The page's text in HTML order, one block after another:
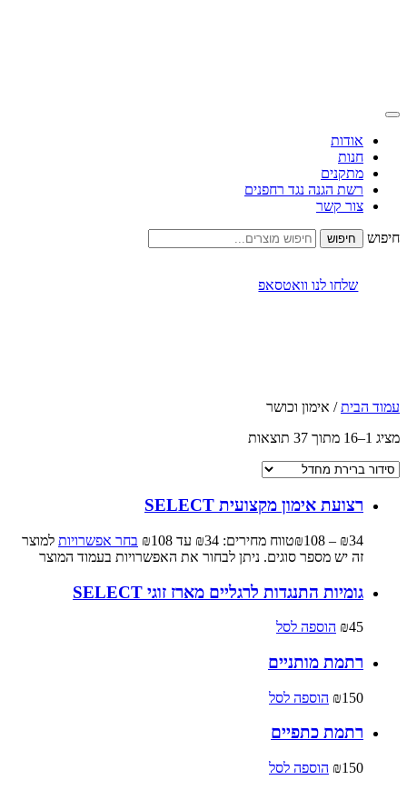
אודות
חנות
מתקנים
רשת הגנה נגד רחפנים
צור קשר
חיפוש
שלחו לנו וואטסאפ
עמוד הבית/ אימון וכושר
מציג 1–16 מתוך 37 תוצאות
רצועת אימון מקצועית SELECT
₪34
–
₪108 טווח מחירים: ⁦₪34⁩ עד ⁦₪108⁩ בחר אפשרויות למוצר
זה יש מספר סוגים. ניתן לבחור את האפשרויות בעמוד המוצר
גומיות התנגדות לרגליים מארז זוגי SELECT
₪45 הוספה לסל
רתמת מותניים
₪150 הוספה לסל
רתמת כתפיים
₪150 הוספה לסל